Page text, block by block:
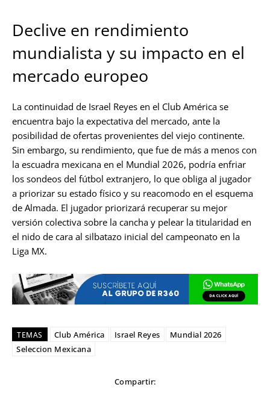
Declive en rendimiento
mundialista y su impacto en el
mercado europeo
La continuidad de Israel Reyes en el Club América se
encuentra bajo la expectativa del mercado, ante la
posibilidad de ofertas provenientes del viejo continente.
Sin embargo, su rendimiento, que fue de más a menos con
la escuadra mexicana en el Mundial 2026, podría enfriar
los sondeos del fútbol extranjero, lo que obliga al jugador
a priorizar su estado físico y su reacomodo en el esquema
de Almada. El jugador priorizará recuperar su mejor
versión colectiva sobre la cancha y pelear la titularidad en
el nido de cara al silbatazo inicial del campeonato en la
Liga MX.
TEMAS Club América Israel Reyes
Mundial 2026
Seleccion Mexicana
Compartir: